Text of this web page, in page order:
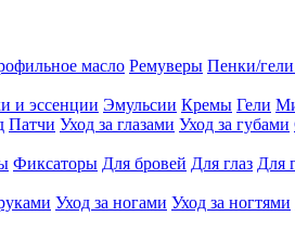
масло Ремуверы Пенки/
и эссенции Эмульсии Кремы Гели
Патчи Уход за глазами Уход за губами
Фиксаторы Для бровей Для глаз Для
Уход за ногами Уход за ногтями